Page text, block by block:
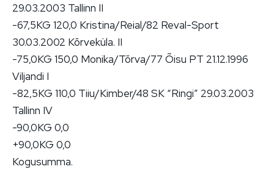
29.03.2003 Tallinn II
-67,5KG 120,0 Kristina/Reial/82 Reval-Sport
30.03.2002 Kõrveküla. II
-75,0KG 150,0 Monika/Tõrva/77 Õisu PT 21.12.1996
Viljandi I
-82,5KG 110,0 Tiiu/Kimber/48 SK “Ringi” 29.03.2003
Tallinn IV
-90,0KG 0,0
+90,0KG 0,0
Kogusumma.